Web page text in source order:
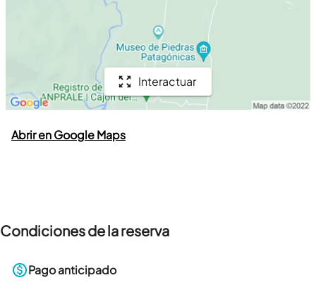
Interactuar
Abrir en Google Maps
Condiciones de la reserva
Pago anticipado